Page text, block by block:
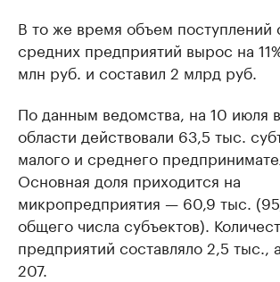
В то же время объем поступлений
средних предприятий вырос на
млн руб. и составил 2 млрд руб.
По данным ведомства, на 10 июля
области действовали 63,5 тыс.
малого и среднего
Основная доля приходится на
микропредприятия — 60,9 тыс.
общего числа субъектов).
предприятий составляло 2,5
207.